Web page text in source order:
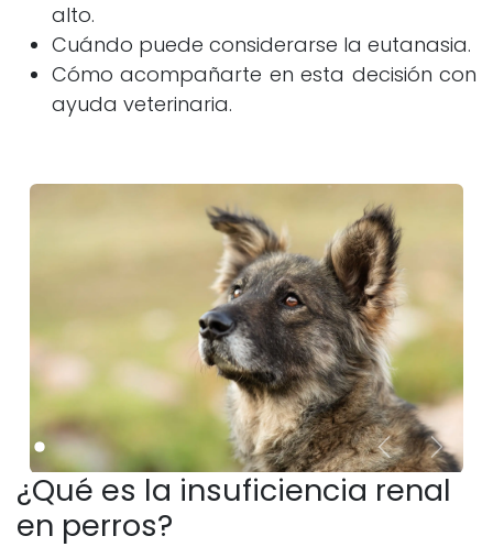
alto.
Cuándo puede considerarse la eutanasia.
Cómo acompañarte en esta decisión con
ayuda veterinaria.
Anterior
¿Qué es la insuficiencia renal
en perros?